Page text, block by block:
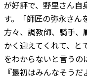
が好評で、野里さん自
す。「師匠の弥永さん
方々、調教師、騎手、
かく迎えてくれて、と
をわからないと言うの
『最初はみんなそう